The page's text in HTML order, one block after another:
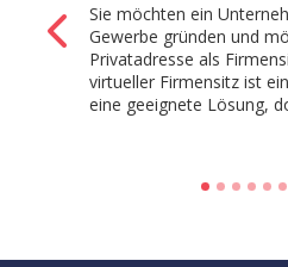
Zurück
Sie möchten ein
Gewerbe gründen und
Privatadresse als
virtueller Firmensitz ist
eine geeignete Lösung,